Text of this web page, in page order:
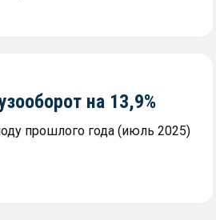
на 13,9%
прошлого года (июль 2025)